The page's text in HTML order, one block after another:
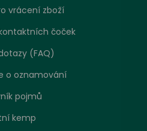
vrácení zboží
čoček
(FAQ)
o oznamování
pojmů
kemp